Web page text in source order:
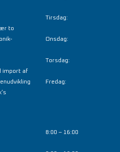
to
import af
Tirsdag:
Onsdag:
Torsdag:
Fredag:
8:00 – 16:00